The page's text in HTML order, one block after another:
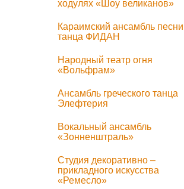
ходулях «Шоу великанов»
Караимский ансамбль
танца ФИДАН
Народный театр огня
«Вольфрам»
Ансамбль греческого танца
Элефтерия
Вокальный ансамбль
«Зонненштраль»
Студия декоративно –
прикладного искусства
«Ремесло»